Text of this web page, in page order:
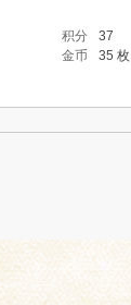
积分
37
金币
35 枚